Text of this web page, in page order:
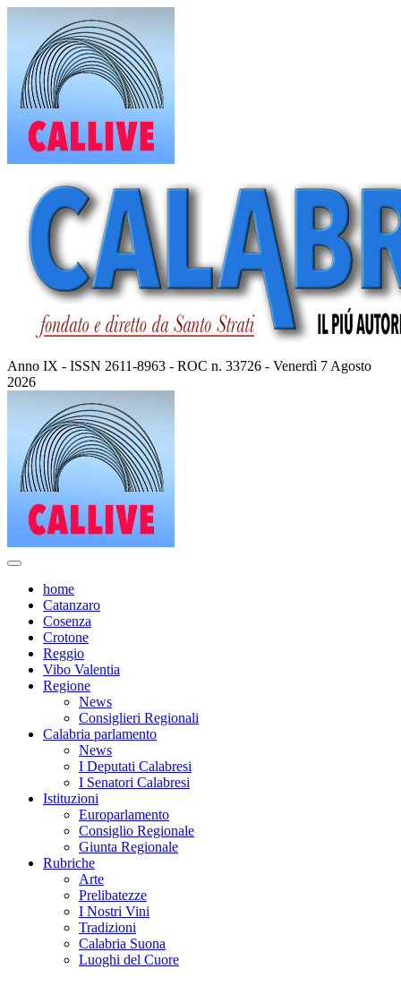
contenuto
Anno IX - ISSN 2611-8963 - ROC n. 33726 - Venerdì 7 Agosto
2026
home
Catanzaro
Cosenza
Crotone
Reggio
Vibo Valentia
Regione
News
Consiglieri Regionali
Calabria parlamento
News
I Deputati Calabresi
I Senatori Calabresi
Istituzioni
Europarlamento
Consiglio Regionale
Giunta Regionale
Rubriche
Arte
Prelibatezze
I Nostri Vini
Tradizioni
Calabria Suona
Luoghi del Cuore